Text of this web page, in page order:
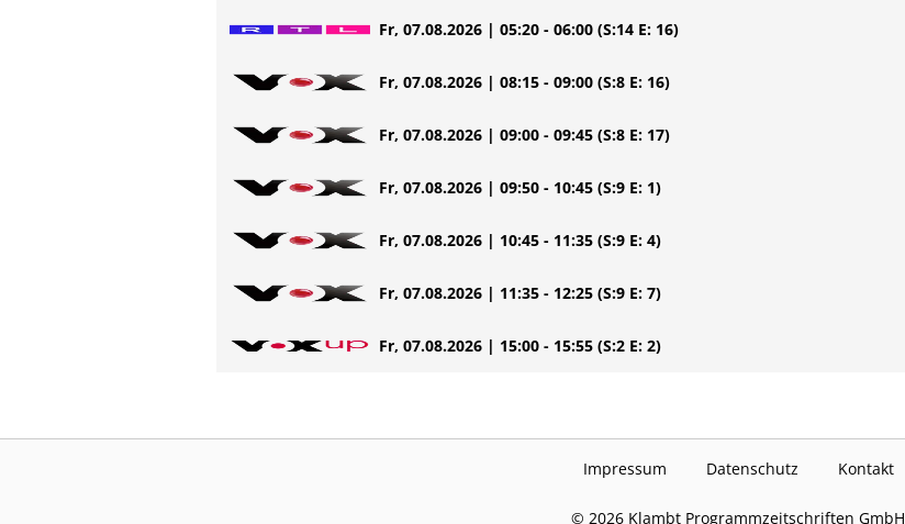
Fr, 07.08.2026 | 05:20 - 06:00 (S:14 E: 16)
Fr, 07.08.2026 | 08:15 - 09:00 (S:8 E: 16)
Fr, 07.08.2026 | 09:00 - 09:45 (S:8 E: 17)
Fr, 07.08.2026 | 09:50 - 10:45 (S:9 E: 1)
Fr, 07.08.2026 | 10:45 - 11:35 (S:9 E: 4)
Fr, 07.08.2026 | 11:35 - 12:25 (S:9 E: 7)
Fr, 07.08.2026 | 15:00 - 15:55 (S:2 E: 2)
Impressum Datenschutz Kontakt
© 2026 Klambt Programmzeitschriften GmbH